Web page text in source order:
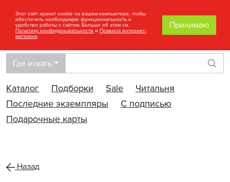
Где искать
Каталог
Подборки Sale
Читальня
Последние экземпляры
С подписью
Подарочные карты
Назад
Этот сайт хранит cookie на вашем компьютере, чтобы
обеспечить необходимую функциональность и
удобство работы с сайтом. Больше об этом см.
Политику конфиденциальности и Правила интернет-
магазина.
Принимаю